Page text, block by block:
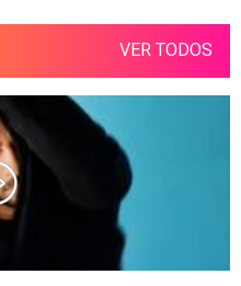
VER TODOS